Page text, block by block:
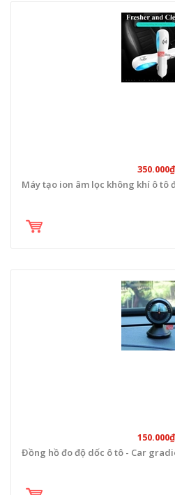
350.000₫
Máy tạo ion âm lọc không khí ô tô
150.000₫
Đồng hồ đo độ dốc ô tô - Car